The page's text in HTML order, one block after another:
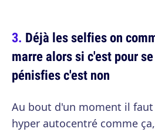
Déjà les selfies on
marre alors si c'est pour
pénisfies c'est non
Au bout d'un moment il
hyper autocentré comme